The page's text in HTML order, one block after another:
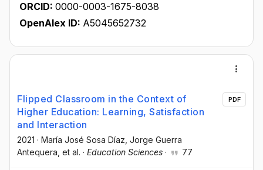
ORCID: 0000-0003-1675-8038
OpenAlex ID: A5045652732
Flipped Classroom in the Context of
Higher Education: Learning, Satisfaction
and Interaction
2021 · María José Sosa Díaz , Jorge Guerra
Antequera , et al. · Education Sciences · 77
PDF